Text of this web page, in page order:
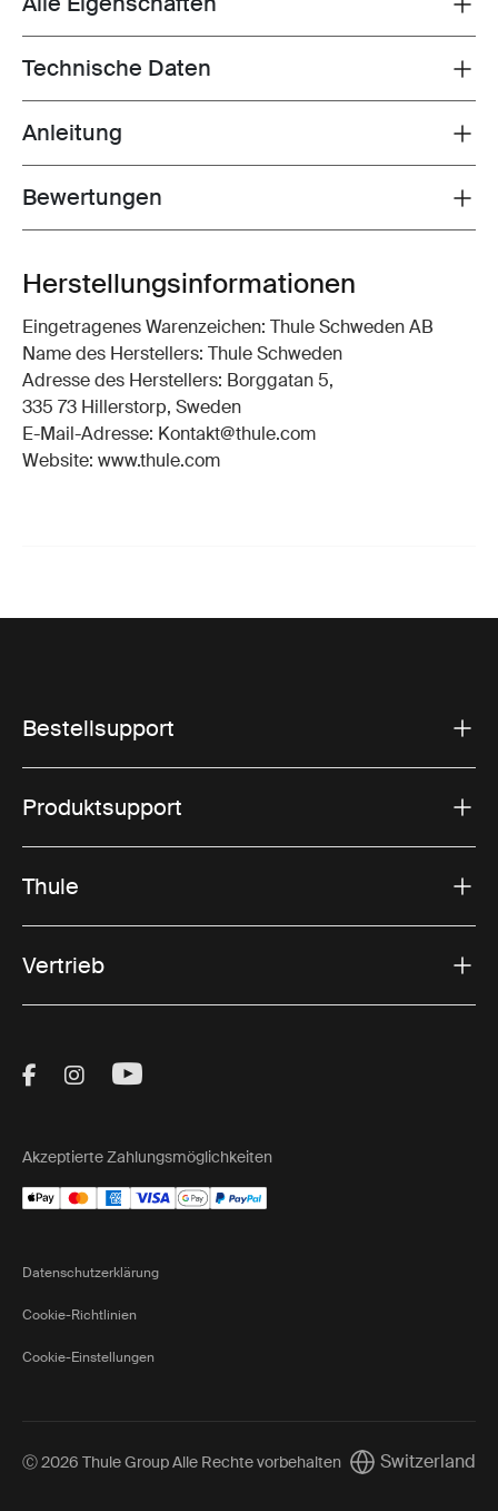
Toggle techspec
Technische Daten
Toggle guides and instructions
Anleitung
Toggle overview
Bewertungen
Herstellungsinformationen
Eingetragenes Warenzeichen: Thule Schweden AB
Name des Herstellers: Thule Schweden
Adresse des Herstellers: Borggatan 5,
335 73 Hillerstorp, Sweden
E-Mail-Adresse: Kontakt@thule.com
Website: www.thule.com
Bestellsupport
Produktsupport
Thule
Vertrieb
Visit Thule on Facebook (external link)
Visit Thule on Instagram (external link)
Visit Thule on Youtube (external
Akzeptierte Zahlungsmöglichkeiten
Datenschutzerklärung
Cookie-Richtlinien
Cookie-Einstellungen
Ⓒ 2026 Thule Group Alle Rechte vorbehalten Current market/
Switzerland